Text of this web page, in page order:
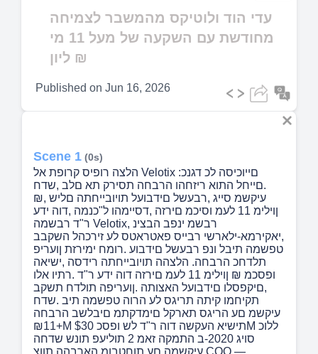
עדי הוד ולוטיקס מהמשבר לצמיחה
מחודשת עם השקעה של מעל 11 מי
ליון ₪
Published on Jun 16, 2026
Scene 1 (0s)
הלצה רופיס קרופת אל Velotix :םייוכיסה לכ דגנכ
.םייחל התוא ריזחהו הרבחה תסירק תא םלב ,שדח
עיקשמ סייג ,רבעשל םידבועל תויובייחתה םליש ,₪
ןוילימ 11 לעמ וסיכמ םירזה ,דסיימהו ל"כנמה ,דוה ידע
ר"ד רבשמה Velotix, רבשמ ינפב הבצינ
,יאקירמא-ילארשי רבייס פאטראטס לע זירכהל השקבב
טפשמה תיבל ונפ רבעשל םידבוע .רומח ימירזת ןועריפ
תלדחכ הרבחה. הלצהה תויובייחתה רידסה ,ישיאה
ופסכמ ₪ ןוילימ 11 לעמ םירזה דוה ידע ר"ד .רתיו אלו
,םיקפסלו םידבועל האצותה .ןועריפה תולדח תשקב
תקיחמו קיתה תריגס לע הרוה טפשמה תיב .שדח
עיקשמ םע הריגס תארקל םימדקתמ םיבלשב הרבחה
+₪11M תישיא העקשה דוה ר"ד לש ופסכ $30M ללוכ
סויג 2020-ב התמקה זאמ 2 תוליעפ תונש שדחה
עיקשמה םע תוחטבומ הארבהה תווצ COO —